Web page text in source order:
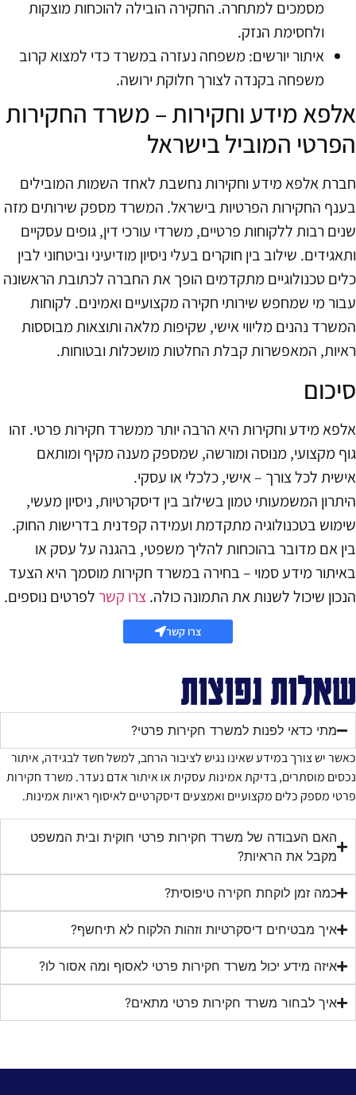
מסמכים למתחרה. החקירה הובילה להוכחות מוצקות
ולחסימת הנזק.
איתור יורשים: משפחה נעזרה במשרד כדי למצוא קרוב
משפחה בקנדה לצורך חלוקת ירושה.
אלפא מידע וחקירות – משרד החקירות
הפרטי המוביל בישראל
חברת אלפא מידע וחקירות נחשבת לאחד השמות המובילים
בענף החקירות הפרטיות בישראל. המשרד מספק שירותים מזה
שנים רבות ללקוחות פרטיים, משרדי עורכי דין, גופים עסקיים
ותאגידים. שילוב בין חוקרים בעלי ניסיון מודיעיני וביטחוני לבין
כלים טכנולוגיים מתקדמים הופך את החברה לכתובת הראשונה
עבור מי שמחפש שירותי חקירה מקצועיים ואמינים. לקוחות
המשרד נהנים מליווי אישי, שקיפות מלאה ותוצאות מבוססות
ראיות, המאפשרות קבלת החלטות מושכלות ובטוחות.
סיכום
אלפא מידע וחקירות היא הרבה יותר ממשרד חקירות פרטי. זהו
גוף מקצועי, מנוסה ומורשה, שמספק מענה מקיף ומותאם
אישית לכל צורך – אישי, כלכלי או עסקי.
היתרון המשמעותי טמון בשילוב בין דיסקרטיות, ניסיון מעשי,
שימוש בטכנולוגיה מתקדמת ועמידה קפדנית בדרישות החוק.
בין אם מדובר בהוכחות להליך משפטי, בהגנה על עסק או
באיתור מידע סמוי – בחירה במשרד חקירות מוסמך היא הצעד
הנכון שיכול לשנות את התמונה כולה.צרו קשרלפרטים נוספים.
צרו קשר
שאלות נפוצות
מתי כדאי לפנות למשרד חקירות פרטי?
כאשר יש צורך במידע שאינו נגיש לציבור הרחב, למשל חשד לבגידה, איתור
נכסים מוסתרים, בדיקת אמינות עסקית או איתור אדם נעדר. משרד חקירות
פרטי מספק כלים מקצועיים ואמצעים דיסקרטיים לאיסוף ראיות אמינות.
האם העבודה של משרד חקירות פרטי חוקית ובית המשפט
מקבל את הראיות?
כמה זמן לוקחת חקירה טיפוסית?
איך מבטיחים דיסקרטיות וזהות הלקוח לא תיחשף?
איזה מידע יכול משרד חקירות פרטי לאסוף ומה אסור לו?
איך לבחור משרד חקירות פרטי מתאים?